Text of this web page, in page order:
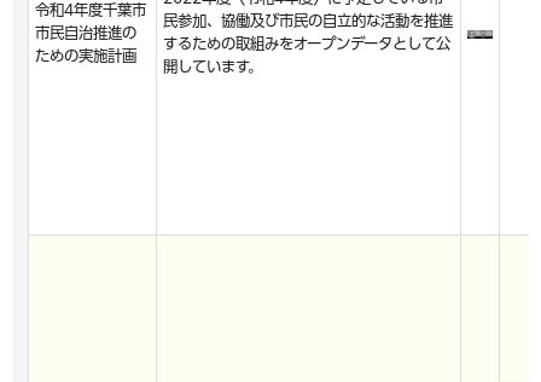
令和4年度千葉市
市民自治推進の
ための実施計画
民参加、協働及び市民の自立的な活動を推進
するための取組みをオープンデータとして公
開しています。